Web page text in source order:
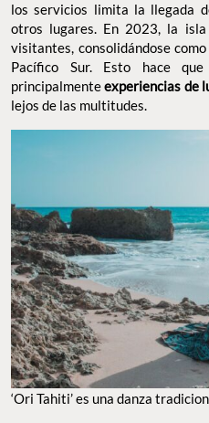
los servicios limita la llegada
otros lugares. En 2023, la
visitantes, consolidándose
Pacífico Sur. Esto hace
principalmenteexperiencias de
lejos de las multitudes.
‘Ori Tahiti’ es una danza